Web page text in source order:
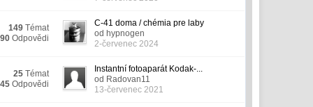
149 Témat
Odpovědi
C-41 doma / chémia pre laby
od hypnogen
2-červenec 2024
25 Témat
Odpovědi
Instantní fotoaparát Kodak-...
od Radovan11
13-červenec 2021